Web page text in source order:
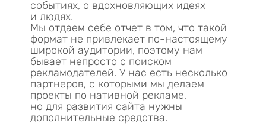
событиях, о вдохновляющих идеях
и людях.
Мы отдаем себе отчет в том, что такой
формат не привлекает по-настоящему
широкой аудитории, поэтому нам
бывает непросто с поиском
рекламодателей. У нас есть несколько
партнеров, с которыми мы делаем
проекты по нативной рекламе,
но для развития сайта нужны
дополнительные средства.